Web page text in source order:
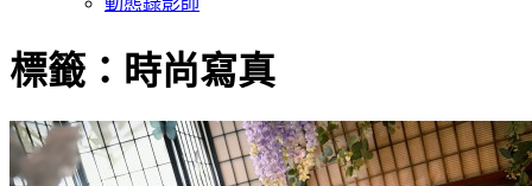
標籤：時尚寫真